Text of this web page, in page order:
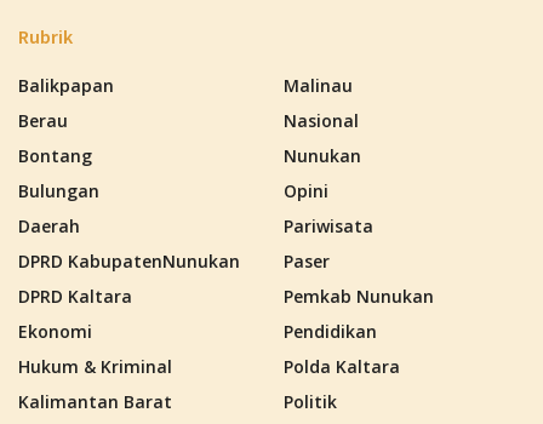
Rubrik
Balikpapan
Berau
Bontang
Bulungan
Daerah
DPRD KabupatenNunukan
DPRD Kaltara
Ekonomi
Hukum & Kriminal
Kalimantan Barat
Malinau
Nasional
Nunukan
Opini
Pariwisata
Paser
Pemkab Nunukan
Pendidikan
Polda Kaltara
Politik